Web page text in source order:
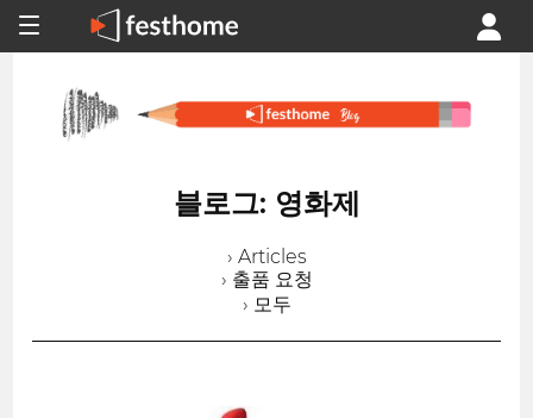
블로그: 영화제
› Articles
› 출품 요청
› 모두